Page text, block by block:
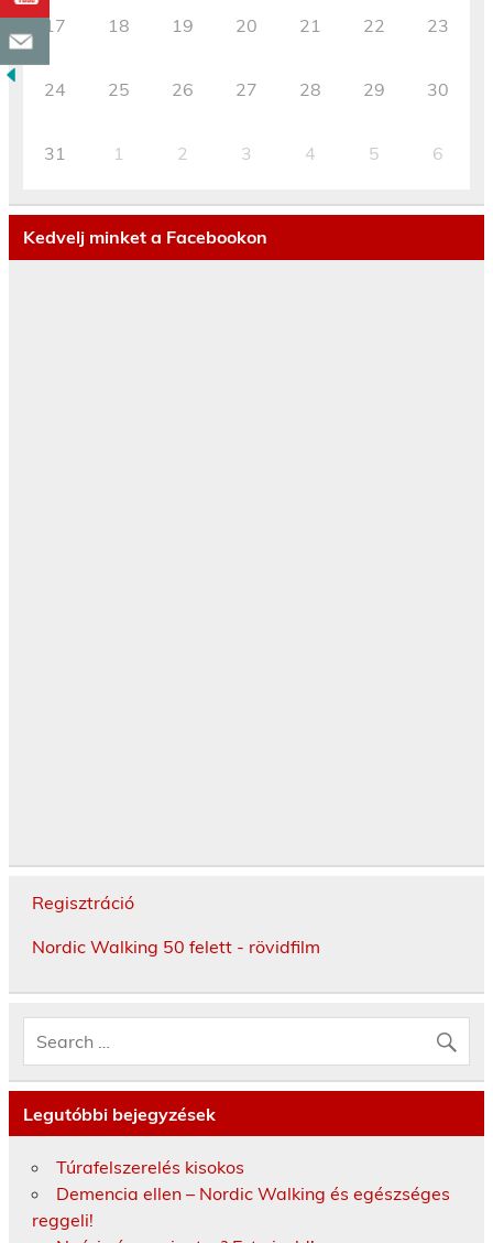
17 18 19 20 21 22 23
24 25 26 27 28 29 30
31 1 2 3 4 5 6
Kedvelj minket a Facebookon
Regisztráció
Nordic Walking 50 felett - rövidfilm
Legutóbbi bejegyzések
Túrafelszerelés kisokos
Demencia ellen – Nordic Walking és egészséges
reggeli!